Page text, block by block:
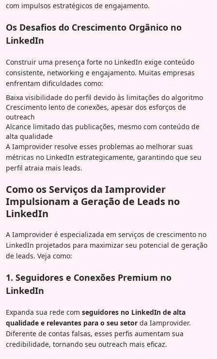
com impulsos estratégicos de engajamento.
Os Desafios do Crescimento Orgânico no
LinkedIn
Construir uma presença forte no LinkedIn exige conteúdo
consistente, networking e engajamento. Muitas empresas
enfrentam dificuldades como:
Baixa visibilidade do perfil devido às limitações do algoritmo
Crescimento lento de conexões, apesar dos esforços de
outreach
Alcance limitado das publicações, mesmo com conteúdo de
alta qualidade
A Iamprovider resolve esses problemas ao melhorar suas
métricas no LinkedIn estrategicamente, garantindo que seu
perfil atraia mais leads.
Como os Serviços da Iamprovider
Impulsionam a Geração de Leads no
LinkedIn
A Iamprovider é especializada em serviços de crescimento no
LinkedIn projetados para maximizar seu potencial de geração
de leads. Veja como:
1. Seguidores e Conexões Premium no
LinkedIn
Expanda sua rede com seguidores no LinkedIn de alta
qualidade e relevantes para o seu setor da Iamprovider.
Diferente de contas falsas, esses perfis aumentam sua
credibilidade, tornando seu outreach mais eficaz.